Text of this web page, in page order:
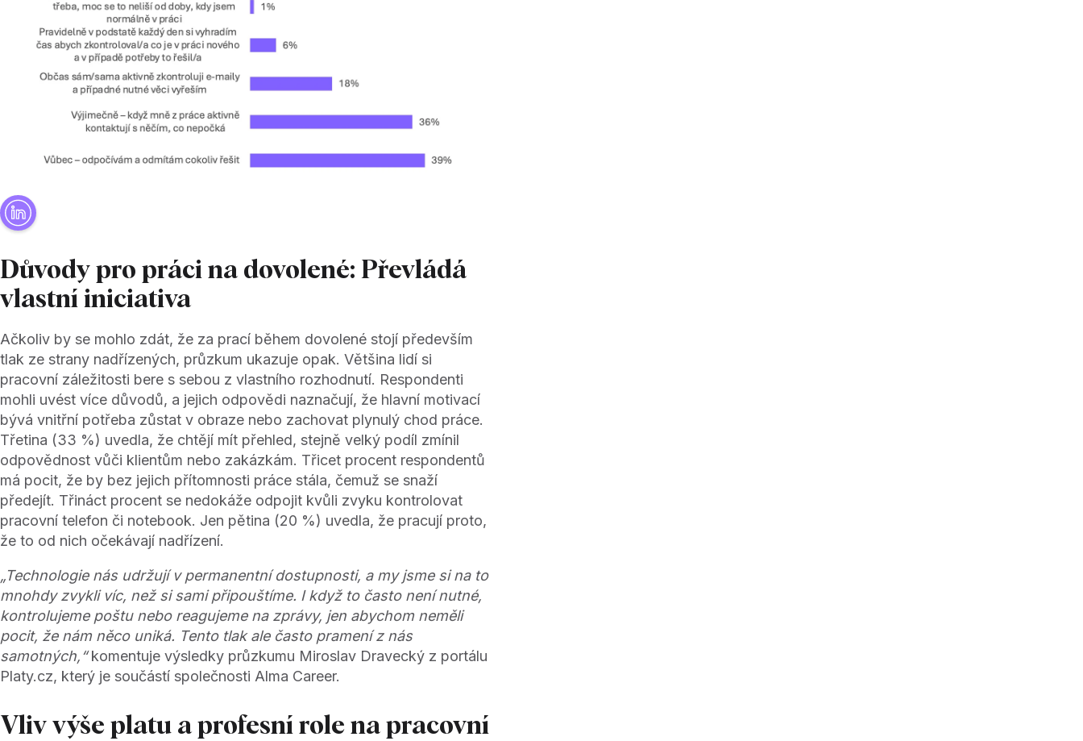
Důvody pro práci na dovolené: Převládá
vlastní iniciativa
Ačkoliv by se mohlo zdát, že za prací během dovolené stojí především
tlak ze strany nadřízených, průzkum ukazuje opak. Většina lidí si
pracovní záležitosti bere s sebou z vlastního rozhodnutí. Respondenti
mohli uvést více důvodů, a jejich odpovědi naznačují, že hlavní motivací
bývá vnitřní potřeba zůstat v obraze nebo zachovat plynulý chod práce.
Třetina (33 %) uvedla, že chtějí mít přehled, stejně velký podíl zmínil
odpovědnost vůči klientům nebo zakázkám. Třicet procent respondentů
má pocit, že by bez jejich přítomnosti práce stála, čemuž se snaží
předejít. Třináct procent se nedokáže odpojit kvůli zvyku kontrolovat
pracovní telefon či notebook. Jen pětina (20 %) uvedla, že pracují proto,
že to od nich očekávají nadřízení.
„Technologie nás udržují v permanentní dostupnosti, a my jsme si na to
mnohdy zvykli víc, než si sami připouštíme. I když to často není nutné,
kontrolujeme poštu nebo reagujeme na zprávy, jen abychom neměli
pocit, že nám něco uniká. Tento tlak ale často pramení z nás
samotných,“komentuje výsledky průzkumu Miroslav Dravecký z portálu
Platy.cz, který je součástí společnosti Alma Career.
Vliv výše platu a profesní role na pracovní